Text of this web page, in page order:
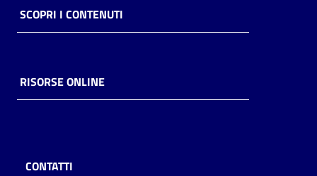
SCOPRI I CONTENUTI
RISORSE ONLINE
CONTATTI